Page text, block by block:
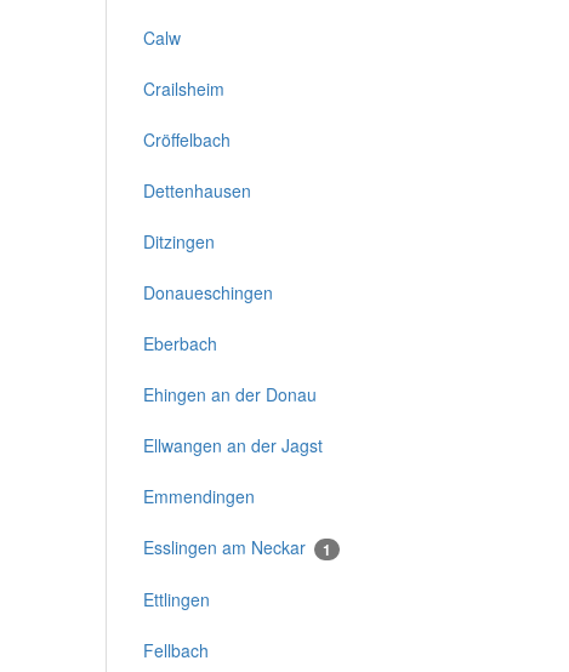
Calw
Crailsheim
Cröffelbach
Dettenhausen
Ditzingen
Donaueschingen
Eberbach
Ehingen an der Donau
Ellwangen an der Jagst
Emmendingen
Esslingen am Neckar 1
Ettlingen
Fellbach